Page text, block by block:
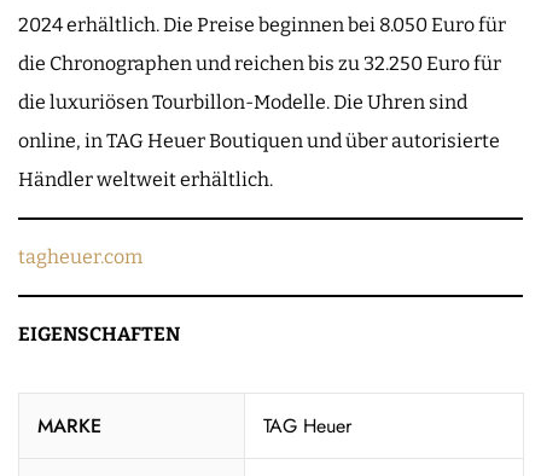
2024 erhältlich. Die Preise beginnen bei 8.050 Euro für
die Chronographen und reichen bis zu 32.250 Euro für
die luxuriösen Tourbillon-Modelle. Die Uhren sind
online, in TAG Heuer Boutiquen und über autorisierte
Händler weltweit erhältlich.
tagheuer.com
EIGENSCHAFTEN
MARKE TAG Heuer